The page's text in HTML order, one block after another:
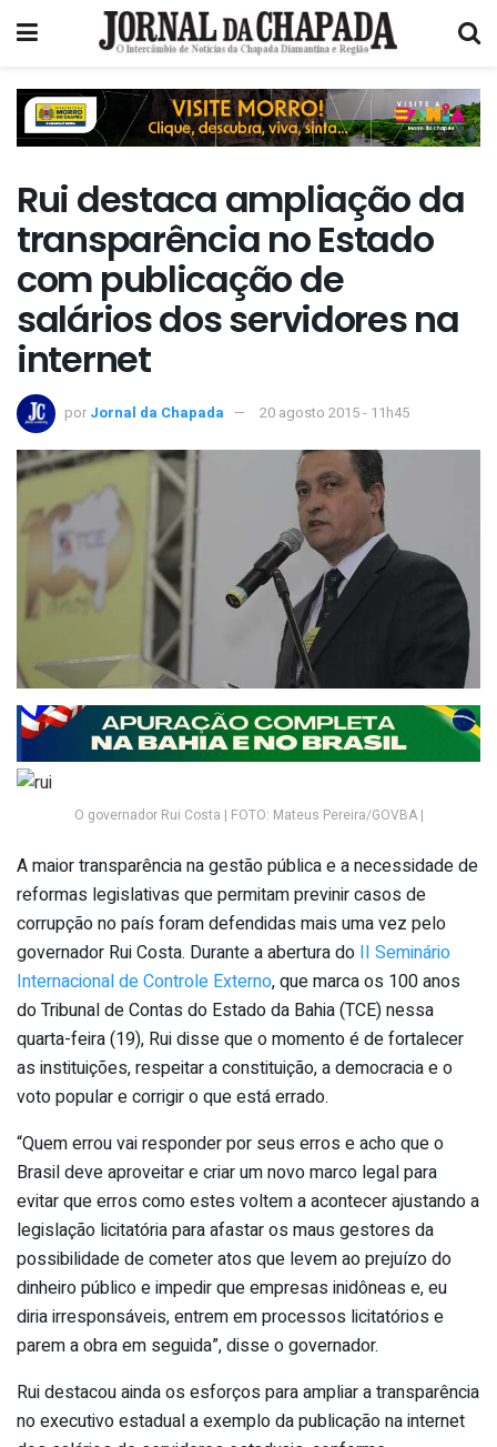
Rui destaca ampliação da
transparência no Estado
com publicação de
salários dos servidores na
internet
por Jornal da Chapada 20 agosto 2015 - 11h45
O governador Rui Costa | FOTO: Mateus Pereira/GOVBA |
A maior transparência na gestão pública e a necessidade de
reformas legislativas que permitam previnir casos de
corrupção no país foram defendidas mais uma vez pelo
governador Rui Costa. Durante a abertura do II Seminário
Internacional de Controle Externo, que marca os 100 anos
do Tribunal de Contas do Estado da Bahia (TCE) nessa
quarta-feira (19), Rui disse que o momento é de fortalecer
as instituições, respeitar a constituição, a democracia e o
voto popular e corrigir o que está errado.
“Quem errou vai responder por seus erros e acho que o
Brasil deve aproveitar e criar um novo marco legal para
evitar que erros como estes voltem a acontecer ajustando a
legislação licitatória para afastar os maus gestores da
possibilidade de cometer atos que levem ao prejuízo do
dinheiro público e impedir que empresas inidôneas e, eu
diria irresponsáveis, entrem em processos licitatórios e
parem a obra em seguida”, disse o governador.
Rui destacou ainda os esforços para ampliar a transparência
no executivo estadual a exemplo da publicação na internet